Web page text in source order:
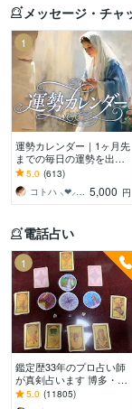
メッセージ・チャ
1
運勢カレンダー｜1ヶ月先
までの毎日の運勢を出し
ます 30日×500字のおよそ
1万5千文字で細かく詳細
に記します
5.0 (613)
コトハ ⸜❤︎⸝ 新サービス提供開始✨️ 5,000 円
電話占い
1
鑑定歴33年のプロ占い師
が真剣占います 博多・廓
屋の純血統占い祈願師
雷鳥
5.0 (11805)